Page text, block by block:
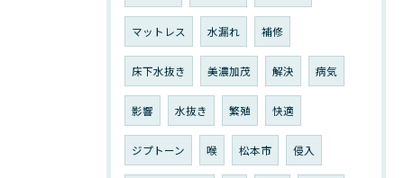
マットレス 水漏れ 補修
床下水抜き 美濃加茂 解決 病気
影響 水抜き 繁殖 快適
ジプトーン 喉 松本市 侵入